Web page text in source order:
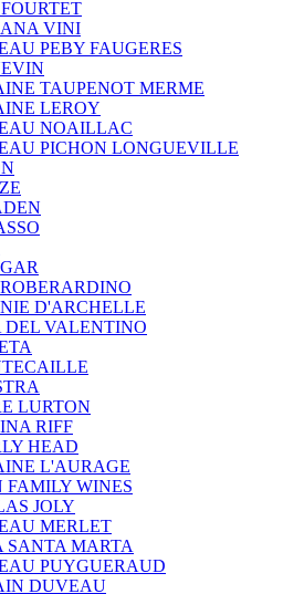
VINI
PEBY FAUGERES
TAUPENOT MERME
LEROY
NOAILLAC
PICHON LONGUEVILLE
D'ARCHELLE
DEL VALENTINO
LURTON
RIFF
HEAD
L'AURAGE
FAMILY WINES
JOLY
MERLET
SANTA MARTA
PUYGUERAUD
DUVEAU